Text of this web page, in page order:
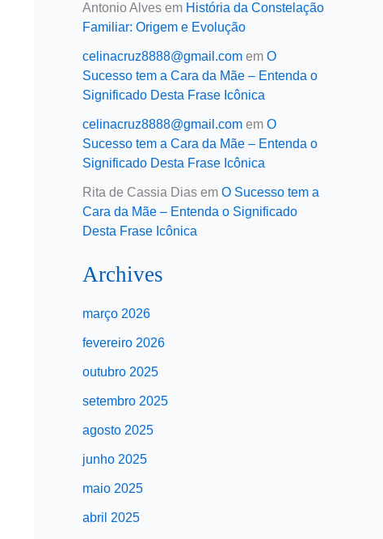
Antonio Alves em História da Constelação
Familiar: Origem e Evolução
celinacruz8888@gmail.com em O
Sucesso tem a Cara da Mãe – Entenda o
Significado Desta Frase Icônica
celinacruz8888@gmail.com em O
Sucesso tem a Cara da Mãe – Entenda o
Significado Desta Frase Icônica
Rita de Cassia Dias em O Sucesso tem a
Cara da Mãe – Entenda o Significado
Desta Frase Icônica
Archives
março 2026
fevereiro 2026
outubro 2025
setembro 2025
agosto 2025
junho 2025
maio 2025
abril 2025